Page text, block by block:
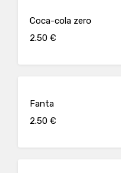
Coca-cola zero
2.50 €
Fanta
2.50 €